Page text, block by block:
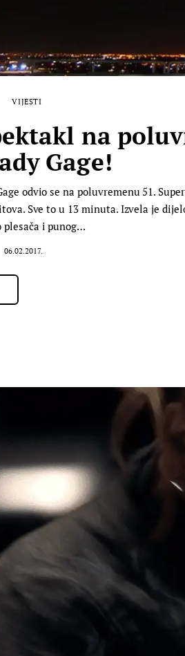
VIJESTI
na
Gage!
odvio se na poluvremenu 51.
Sve to u 13 minuta. Izvela je
plesača i punog…
06.02.2017.